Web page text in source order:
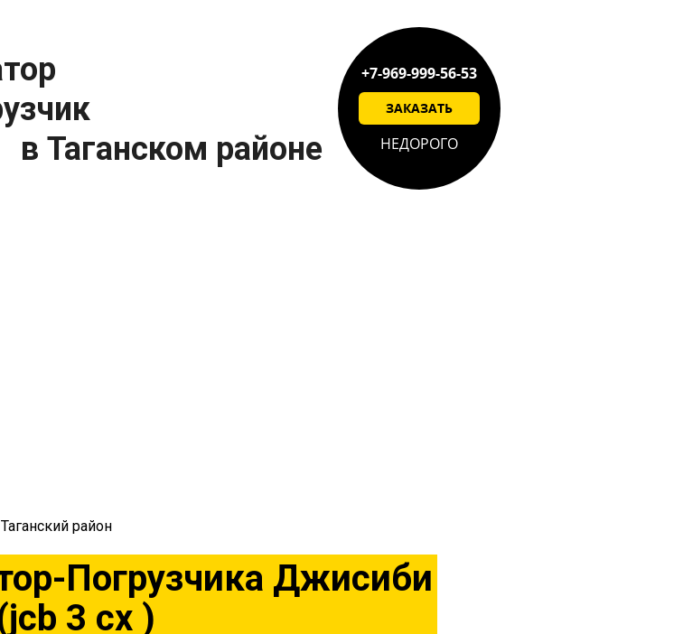
в Таганском районе
+7-969-999-56-53
ЗАКАЗАТЬ
НЕДОРОГО
район
Погрузчика Джисиби
3 cx )